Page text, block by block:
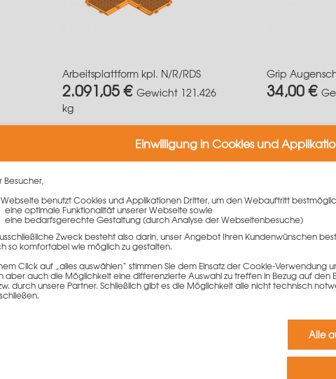
Arbeitsplattform kpl. N/R/RDS
2.091,05 € Gewicht 121.426
kg
Mehr Informationen
Grip
34,00 €
Mehr
Grip
4,80 €
Einwilligung in Cookies und
Besucher,
benutzt Cookies und Applikationen Dritter, um den Webauftritt
eine optimale Funktionalität unserer Webseite sowie
eine bedarfsgerechte Gestaltung (durch Analyse der Webseitenbesuche)
Zweck besteht also darin, unser Angebot Ihren Kundenwünschen
so komfortabel wie möglich zu gestalten.
Click auf „alles auswählen“ stimmen Sie dem Einsatz der Cookie-Verwendung
aber auch die Möglichkeit eine differenzierte Auswahl zu treffen in Bezug auf den
durch unsere Partner. Schließlich gibt es die Möglichkeit alle nicht technisch
Alle